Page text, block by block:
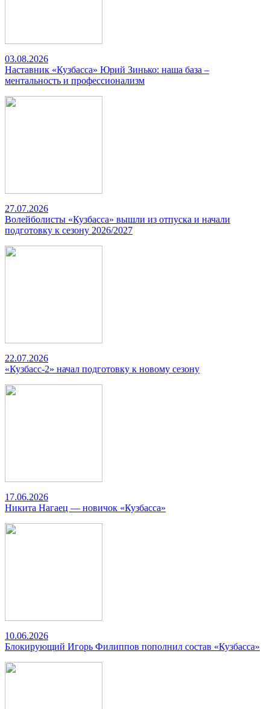
03.08.2026
Наставник «Кузбасса» Юрий Зинько: наша база –
ментальность и профессионализм
27.07.2026
Волейболисты «Кузбасса» вышли из отпуска и начали
подготовку к сезону 2026/2027
22.07.2026
«Кузбасс-2» начал подготовку к новому сезону
17.06.2026
Никита Нагаец — новичок «Кузбасса»
10.06.2026
Блокирующий Игорь Филиппов пополнил состав «Кузбасса»